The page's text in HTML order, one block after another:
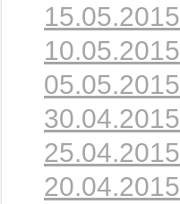
15.05.2015
10.05.2015
05.05.2015
30.04.2015
25.04.2015
20.04.2015